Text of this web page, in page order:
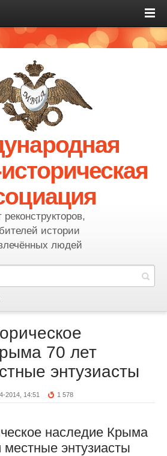
реконструкторов,
истории
людей
70 лет
энтузиасты
2014, 14:51 1 578
наследие Крыма
местные энтузиасты